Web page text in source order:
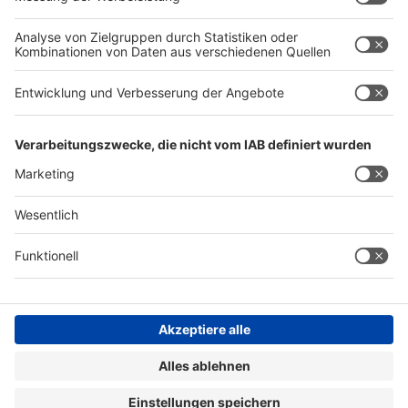
Datenschutz
Kontakt
A+A Homepage
AGB
Barrierefreiheit
Düsseldorf